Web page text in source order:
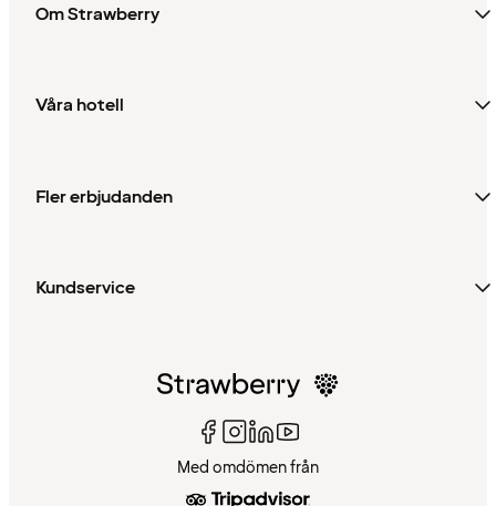
Om Strawberry
Våra hotell
Fler erbjudanden
Kundservice
Med omdömen från